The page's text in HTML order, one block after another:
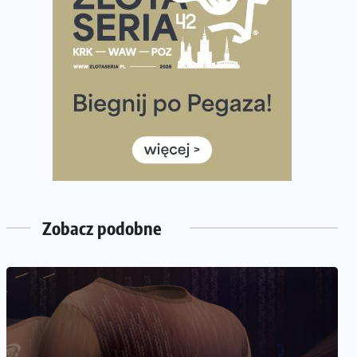
Już w ten weekend! Przed nami Nocny Portowy
Maraton i Półmaraton Szczeciński. Wszystko, co warto
Medal i koszulka 35. Biegu Powstania Warszawskiego.
Na listach startowych są jeszcze wolne miejsca
Jak zaplanować domowe cardio bez przepełniania
mieszkania sprzętem
Zobacz podobne
NADCHODZĄCE IMPREZY WYDARZENIA